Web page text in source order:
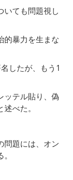
いても問題視し
的暴力を生まな
したが、もう1
ッテル貼り、偽
べた。
問題には、オン